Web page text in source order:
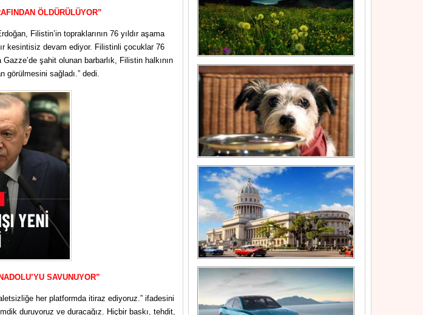
ÖLDÜRÜLÜYOR”
Filistin’in topraklarının 76 yıldır aşama
kesintisiz devam ediyor. Filistinli çocuklar 76
şahit olunan barbarlık, Filistin halkının
görülmesini sağladı.” dedi.
SAVUNUYOR”
her platformda itiraz ediyoruz.” ifadesini
duruyoruz ve duracağız. Hiçbir baskı, tehdit,